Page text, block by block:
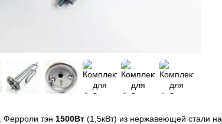
, Ферроли тэн 1500Вт (1,5кВт) из нержавеющей стали на